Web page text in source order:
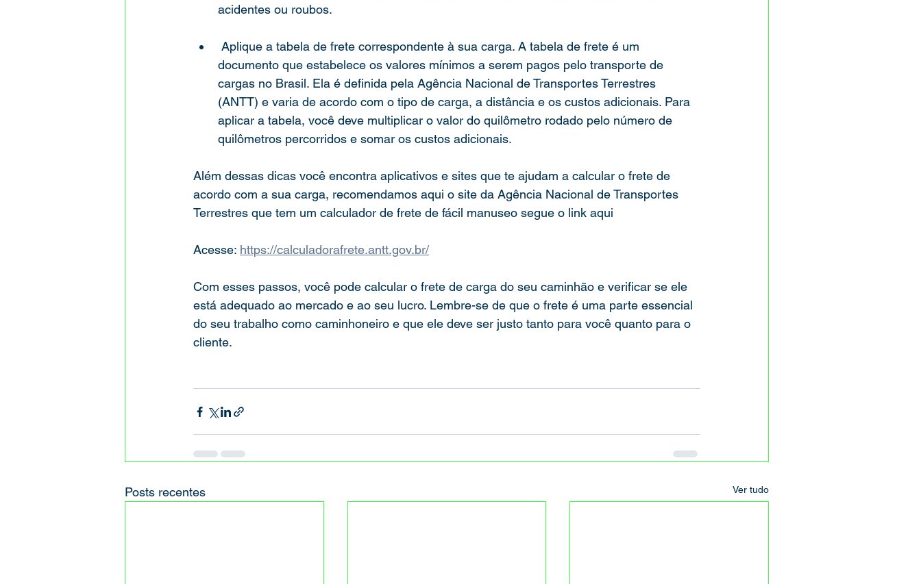
acidentes ou roubos.
documento que estabelece os valores mínimos a serem pagos pelo transporte de
cargas no Brasil. Ela é definida pela Agência Nacional de Transportes Terrestres
(ANTT) e varia de acordo com o tipo de carga, a distância e os custos adicionais. Para
aplicar a tabela, você deve multiplicar o valor do quilômetro rodado pelo número de
quilômetros percorridos e somar os custos adicionais.
Além dessas dicas você encontra aplicativos e sites que te ajudam a calcular o frete de
acordo com a sua carga, recomendamos aqui o site da Agência Nacional de Transportes
Terrestres que tem um calculador de frete de fácil manuseo segue o link aqui
Acesse: https://calculadorafrete.antt.gov.br/
Com esses passos, você pode calcular o frete de carga do seu caminhão e verificar se ele
está adequado ao mercado e ao seu lucro. Lembre-se de que o frete é uma parte essencial
do seu trabalho como caminhoneiro e que ele deve ser justo tanto para você quanto para o
cliente.
Posts recentes Ver tudo